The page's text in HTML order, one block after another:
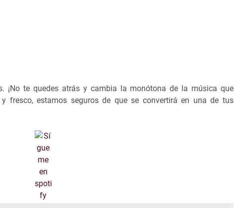
¡No te quedes atrás y cambia la monótona de la música que
fresco, estamos seguros de que se convertirá en una de tus